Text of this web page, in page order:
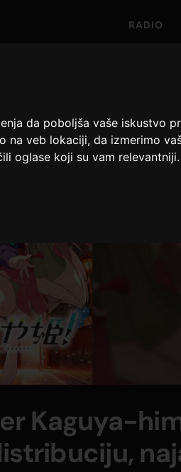
da poboljša vaše iskustvo
na veb lokaciji,da izmerimo
oglase koji su vam relevantniji.
RADIO
Kaguya-